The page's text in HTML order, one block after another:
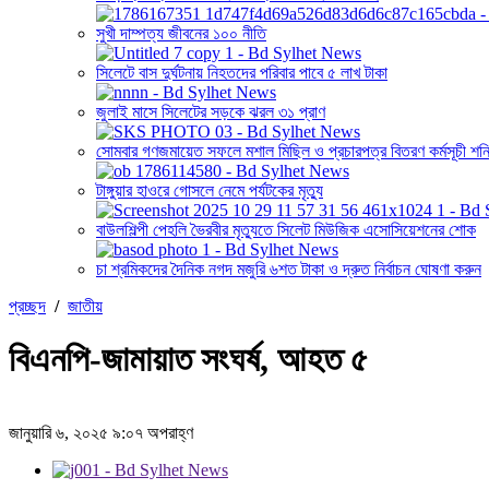
সুখী দাম্পত্য জীবনের ১০০ নীতি
সিলেটে বাস দুর্ঘটনায় নিহতদের পরিবার পাবে ৫ লাখ টাকা
জুলাই মাসে সিলেটের সড়কে ঝরল ৩১ প্রাণ
সোমবার গণজমায়েত সফলে মশাল মিছিল ও প্রচারপত্র বিতরণ কর্মসূচী
টাঙ্গুয়ার হাওরে গোসলে নেমে পর্যটকের মৃত্যু
বাউলশিল্পী পেহলি ভৈরবীর মৃত্যুতে সিলেট মিউজিক এসোসিয়েশনের শোক
চা শ্রমিকদের দৈনিক নগদ মজুরি ৬শত টাকা ও দ্রুত নির্বাচন ঘোষণা করুন
প্রচ্ছদ / জাতীয়
বিএনপি-জামায়াত সংঘর্ষ, আহত ৫
জানুয়ারি ৬, ২০২৫ ৯:০৭ অপরাহ্ণ